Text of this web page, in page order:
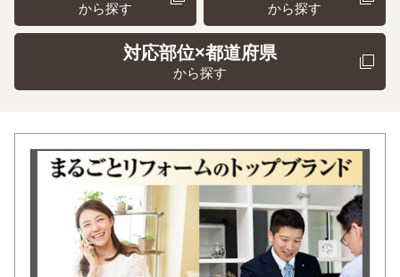
から探す から探す
対応部位×都道府県
から探す